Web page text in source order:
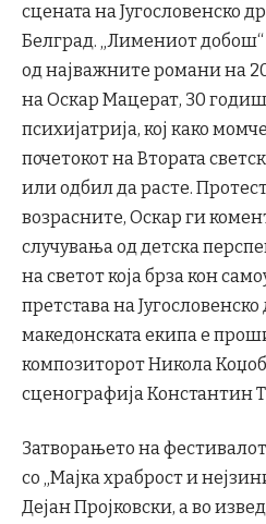
сцената на Југословенско
Белград. „Лимениот
од најважните романи на
на Оскар Мацерат, 30
психијатрија, кој како
почетокот на Втората
или одбил да расте.
возрасните, Оскар ги
случувања од детска
на светот која брза кон
претстава на
македонската екипа е
композиторот Никола
сценографија Константин
Затворањето на
со „Мајка храброст и
Дејан Пројковски, а во